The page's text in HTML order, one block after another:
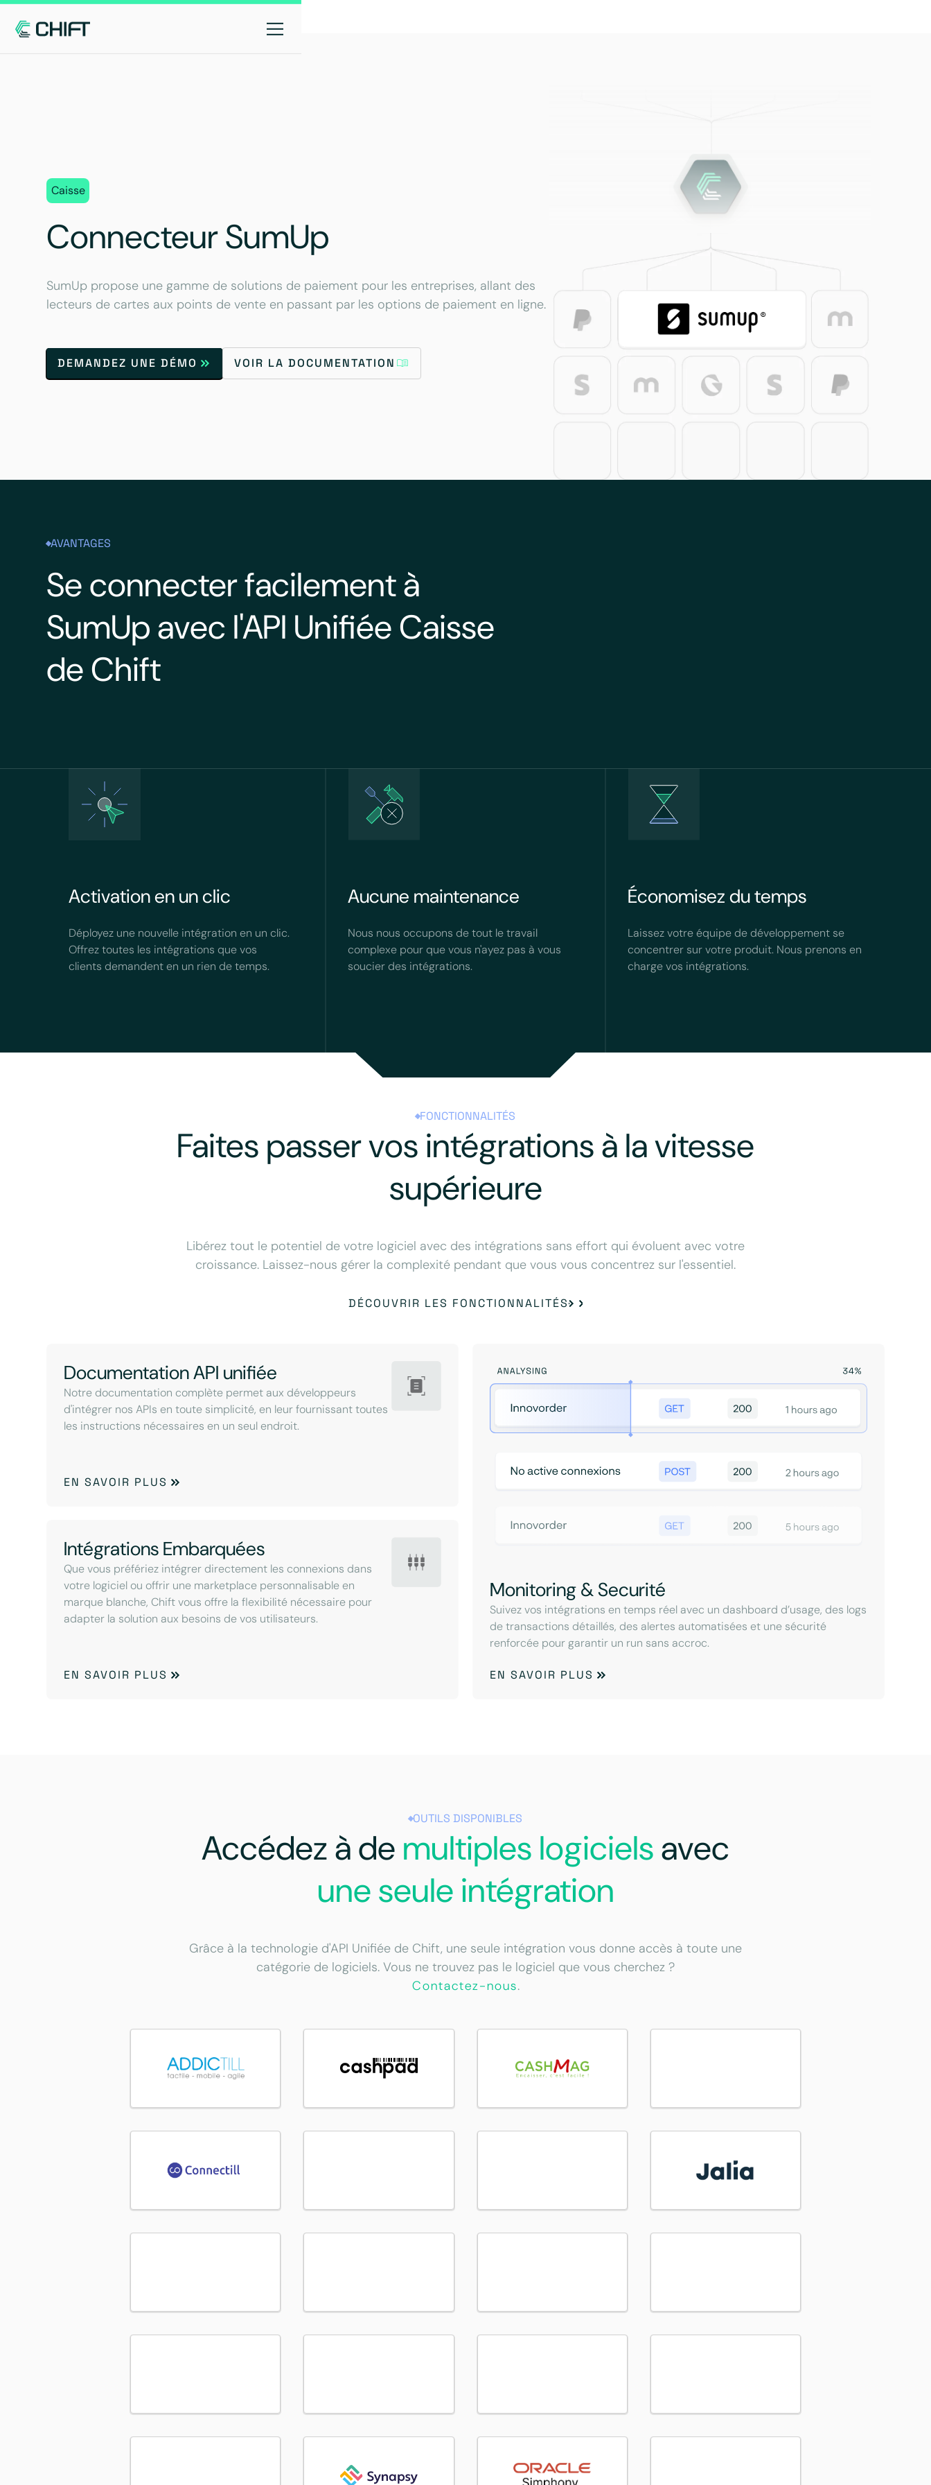
Caisse
Connecteur SumUp
SumUp propose une gamme de solutions de paiement pour les entreprises, allant des
lecteurs de cartes aux points de vente en passant par les options de paiement en ligne.
DEMANDEZ UNE DÉMO VOIR LA DOCUMENTATION
AVANTAGES
Se connecter facilement à
SumUp avec l'API Unifiée Caisse
de Chift
Activation en un clic
Déployez une nouvelle intégration en un clic.
Offrez toutes les intégrations que vos
clients demandent en un rien de temps.
Aucune maintenance
Nous nous occupons de tout le travail
complexe pour que vous n'ayez pas à vous
soucier des intégrations.
Économisez du temps
Laissez votre équipe de développement se
concentrer sur votre produit. Nous prenons en
charge vos intégrations.
FONCTIONNALITÉS
Faites passer vos intégrations à la vitesse
supérieure
Libérez tout le potentiel de votre logiciel avec des intégrations sans effort qui évoluent avec votre
croissance. Laissez-nous gérer la complexité pendant que vous vous concentrez sur l'essentiel.
DÉCOUVRIR LES FONCTIONNALITÉS
Documentation API unifiée
Notre documentation complète permet aux développeurs
d'intégrer nos APIs en toute simplicité, en leur fournissant toutes
les instructions nécessaires en un seul endroit.
EN SAVOIR PLUS
Intégrations Embarquées
Que vous préfériez intégrer directement les connexions dans
votre logiciel ou offrir une marketplace personnalisable en
marque blanche, Chift vous offre la flexibilité nécessaire pour
adapter la solution aux besoins de vos utilisateurs.
EN SAVOIR PLUS
Monitoring & Securité
Suivez vos intégrations en temps réel avec un dashboard d’usage, des logs
de transactions détaillés, des alertes automatisées et une sécurité
renforcée pour garantir un run sans accroc.
EN SAVOIR PLUS
OUTILS DISPONIBLES
Accédez à de multiples logicielsavec
une seule intégration
Grâce à la technologie d'API Unifiée de Chift, une seule intégration vous donne accès à toute une
catégorie de logiciels. Vous ne trouvez pas le logiciel que vous cherchez ?
Contactez-nous.